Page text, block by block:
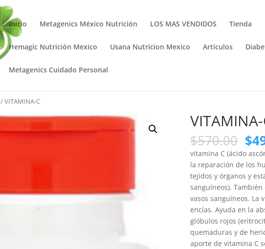
inicio Metagenics México Nutrición LOS MAS VENDIDOS Tienda
Hemagic Nutrición Mexico Usana Nutricion Mexico Artículos
Metagenics Cuidado Personal
/ VITAMINA-C
$570.00 $
vitamina C (ácido
la reparación de los
tejidos y órganos y
sanguíneos).
vasos sanguíneos. La
encías. Ayuda en la
glóbulos rojos
quemaduras y de
aporte de vitamina C